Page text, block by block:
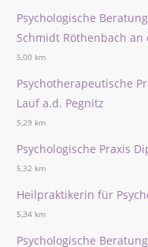
Psychologische
Schmidt Röthenbach an
5,00 km
Psychotherapeutische
Lauf a.d. Pegnitz
5,29 km
Psychologische Praxis
5,32 km
Heilpraktikerin für
5,34 km
Psychologische